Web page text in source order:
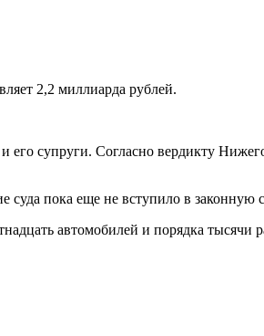
2,2 миллиарда рублей.
супруги. Согласно вердикту
суда пока еще не вступило в законную
автомобилей и порядка тысячи